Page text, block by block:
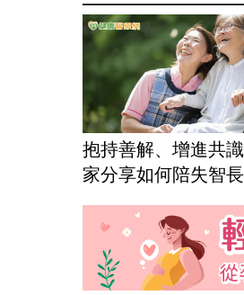
抱持善解、增進共
家分享如何陪失智